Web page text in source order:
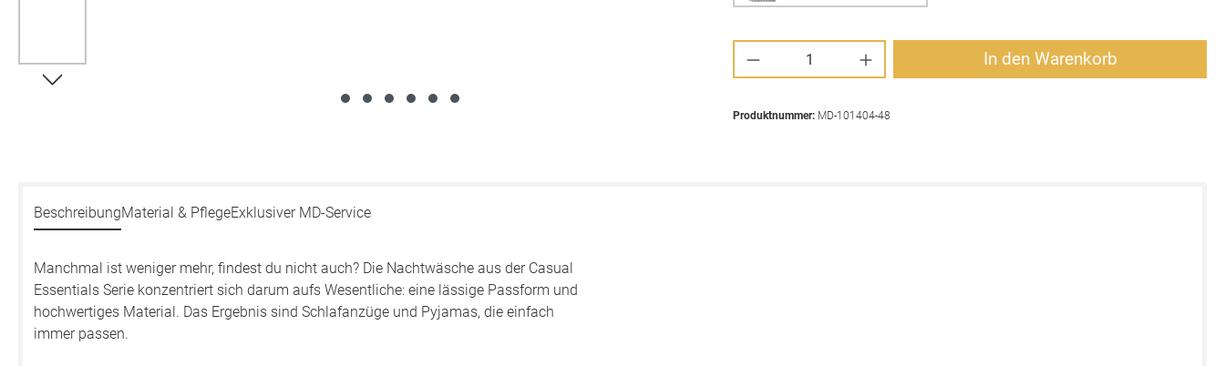
Produkt Anzahl: Gib den gewünschten Wert ein
In den Warenkorb
Produktnummer: MD-101404-48
BeschreibungMaterial & PflegeExklusiver MD-Service
Manchmal ist weniger mehr, findest du nicht auch? Die Nachtwäsche aus der Casual
Essentials Serie konzentriert sich darum aufs Wesentliche: eine lässige Passform und
hochwertiges Material. Das Ergebnis sind Schlafanzüge und Pyjamas, die einfach
immer passen.